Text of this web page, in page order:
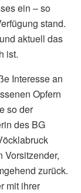
ein – so
stand.
aktuell das
ist.
Interesse an
Opfern
so der
des BG
Vorsitzender,
zurück.
mit ihrer